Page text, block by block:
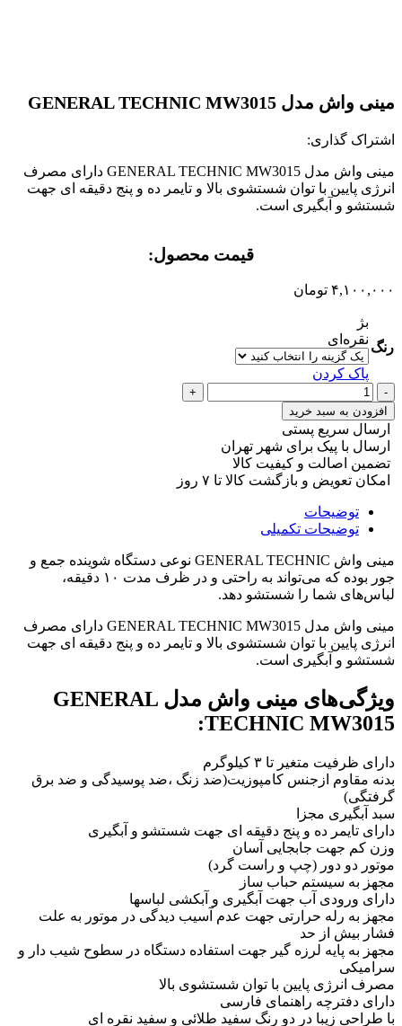
مینی واش مدل GENERAL TECHNIC MW3015
اشتراک گذاری:
مینی واش مدل GENERAL TECHNIC MW3015 دارای مصرف
انرژی پایین با توان شستشوی بالا و تایمر ده و پنج دقیقه ای جهت
شستشو و آبگیری است.
قیمت محصول:​
۴,۱۰۰,۰۰۰ تومان
رنگ
بژ
نقره‌ای
پاک کردن
مینی
واش
مدل
GENERAL
TECHNIC
MW3015
عدد
افزودن به سبد خرید
ارسال سریع پستی
ارسال با پیک برای شهر تهران
تضمین اصالت و کیفیت کالا
امکان تعویض و بازگشت کالا تا ۷ روز
توضیحات
توضیحات تکمیلی
مینی واش GENERAL TECHNIC نوعی دستگاه شوینده جمع و
جور بوده که می‌تواند به راحتی و در ظرف مدت ۱۰ دقیقه،
لباس‌های شما را شستشو دهد.
مینی واش مدل GENERAL TECHNIC MW3015 دارای مصرف
انرژی پایین با توان شستشوی بالا و تایمر ده و پنج دقیقه ای جهت
شستشو و آبگیری است.
ویژگی‌های مینی واش مدل GENERAL
TECHNIC MW3015:
دارای ظرفیت متغیر تا ۳ کیلوگرم
بدنه مقاوم ازجنس کامپوزیت(ضد زنگ ،ضد پوسیدگی و ضد برق
گرفتگی)
سبد آبگیری مجزا
دارای تایمر ده و پنج دقیقه ای جهت شستشو و آبگیری
وزن کم جهت جابجایی آسان
موتور دو دور (چپ و راست گرد)
مجهز به سیستم حباب ساز
دارای ورودی آب جهت آبگیری و آبکشی لباسها
مجهز به رله حرارتی جهت عدم آسیب دیدگی در موتور به علت
فشار بیش از حد
مجهز به پایه لرزه گیر جهت استفاده دستگاه در سطوح شیب دار و
سرامیکی
مصرف انرژی پایین با توان شستشوی بالا
دارای دفترچه راهنمای فارسی
با طراحی زیبا در دو رنگ سفید طلائی و سفید نقره ای